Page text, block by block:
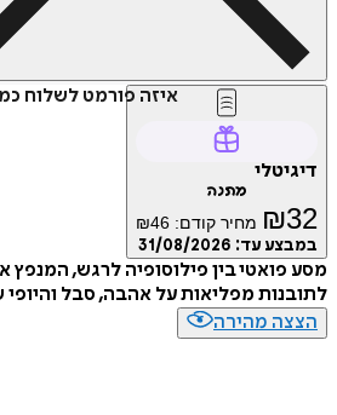
איזה פורמט לשלוח
דיגיטלי
מתנה
₪32 מחיר קודם: ₪46
במבצע עד: 31/08/2026
מסע פואטי בין פילוסופיה לרגש, המנפץ
לתובנות מפליאות על אהבה, סבל
הצצה מהירה